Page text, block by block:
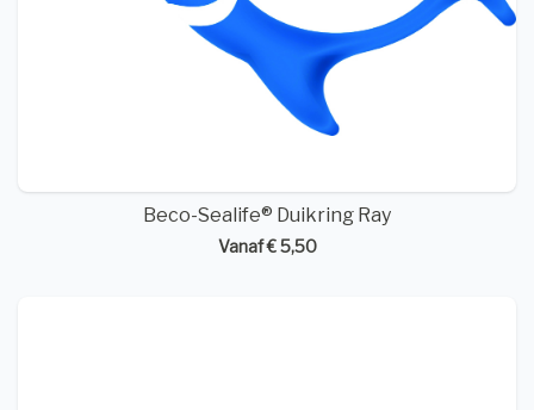
Beco-Sealife® Duikring Ray
Vanaf € 5,50